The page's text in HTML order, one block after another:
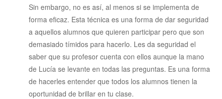
Sin embargo, no es así, al menos si se implementa de
forma eficaz. Esta técnica es una forma de dar seguridad
a aquellos alumnos que quieren participar pero que son
demasiado tímidos para hacerlo. Les da seguridad el
saber que su profesor cuenta con ellos aunque la mano
de Lucía se levante en todas las preguntas. Es una forma
de hacerles entender que todos los alumnos tienen la
oportunidad de brillar en tu clase.